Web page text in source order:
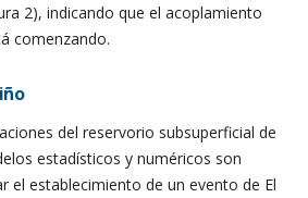
2), indicando que el acoplamiento
comenzando.
del reservorio subsuperficial de
estadísticos y numéricos son
el establecimiento de un evento de El